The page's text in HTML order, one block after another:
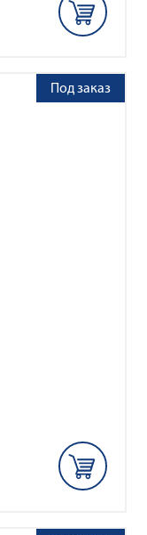
Под заказ